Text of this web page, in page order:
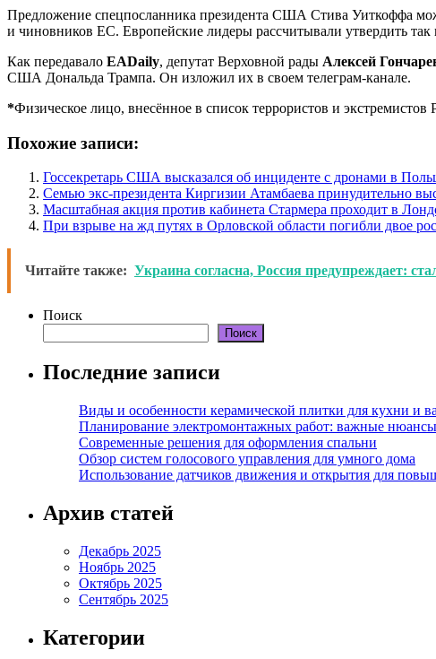
Предложение спецпосланника президента США Стива Уиткоффа
и чиновников ЕС. Европейские лидеры рассчитывали утвердить
Как передавало EADaily, депутат Верховной рады Алексей
США Дональда Трампа. Он изложил их в своем телеграм-канале.
*Физическое лицо, внесённое в список террористов и
Похожие записи:
Госсекретарь США высказался об инциденте с дронами в
Семью экс-президента Киргизии Атамбаева принудительно
Масштабная акция против кабинета Стармера проходит в
При взрыве на жд путях в Орловской области погибли двое
Читайте также: Украина согласна, Россия предупреждает:
Поиск
Поиск
Последние записи
Виды и особенности керамической плитки для кухни и
Планирование электромонтажных работ: важные
Современные решения для оформления спальни
Обзор систем голосового управления для умного дома
Использование датчиков движения и открытия для
Архив статей
Декабрь 2025
Ноябрь 2025
Октябрь 2025
Сентябрь 2025
Категории